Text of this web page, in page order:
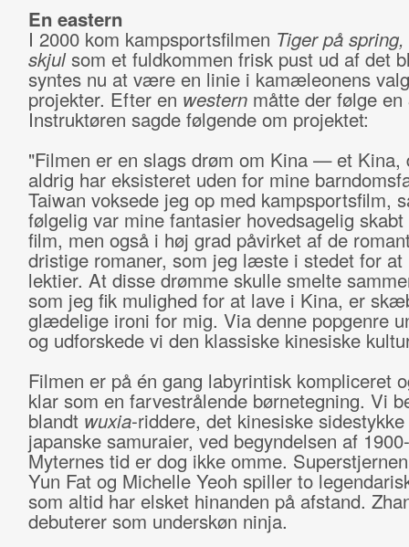
En eastern
I 2000 kom kampsportsfilmen Tiger på
skjulsom et fuldkommen frisk pust ud af det
syntes nu at være en linie i kamæleonens
projekter. Efter en westernmåtte der følge en
Instruktøren sagde følgende om projektet:
"Filmen er en slags drøm om Kina — et Kina,
aldrig har eksisteret uden for mine
Taiwan voksede jeg op med kampsportsfilm,
følgelig var mine fantasier hovedsagelig
film, men også i høj grad påvirket af de
dristige romaner, som jeg læste i stedet for at
lektier. At disse drømme skulle smelte
som jeg fik mulighed for at lave i Kina, er
glædelige ironi for mig. Via denne popgenre
og udforskede vi den klassiske kinesiske
Filmen er på én gang labyrintisk kompliceret
klar som en farvestrålende børnetegning. Vi
blandt wuxia-riddere, det kinesiske
japanske samuraier, ved begyndelsen af
Myternes tid er dog ikke omme.
Yun Fat og Michelle Yeoh spiller to
som altid har elsket hinanden på afstand.
debuterer som underskøn ninja.